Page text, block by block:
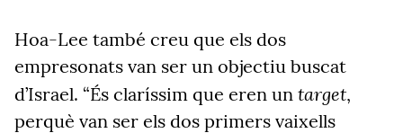
Hoa-Lee també creu que els dos
empresonats van ser un objectiu buscat
d’Israel. “És claríssim que eren un target,
perquè van ser els dos primers vaixells